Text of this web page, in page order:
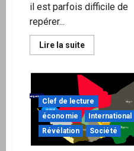
il est parfois difficile de
repérer...
Lire la suiteEn
savoir
Ariane
Bilheran
&
J-
D
Michel
:
Comment
des
Clef de lecture
économie
International
Révélation
Société